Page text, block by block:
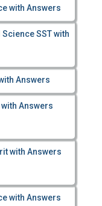
with Answers
SST with
Answers
Answers
with Answers
with Answers